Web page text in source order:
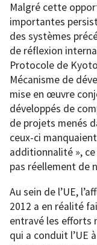
Malgré cette
importantes
des systèmes
de réflexion
Protocole de
Mécanisme de
mise en œuvre
développés de
de projets menés
ceux-ci
additionnalité »,
pas réellement de
Au sein de l’UE,
2012 a en réalité
entravé les efforts
qui a conduit l’UE